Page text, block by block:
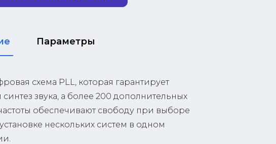
Параметры
схема PLL, которая гарантирует
звука, а более 200 дополнительных
обеспечивают свободу при выборе
нескольких систем в одном